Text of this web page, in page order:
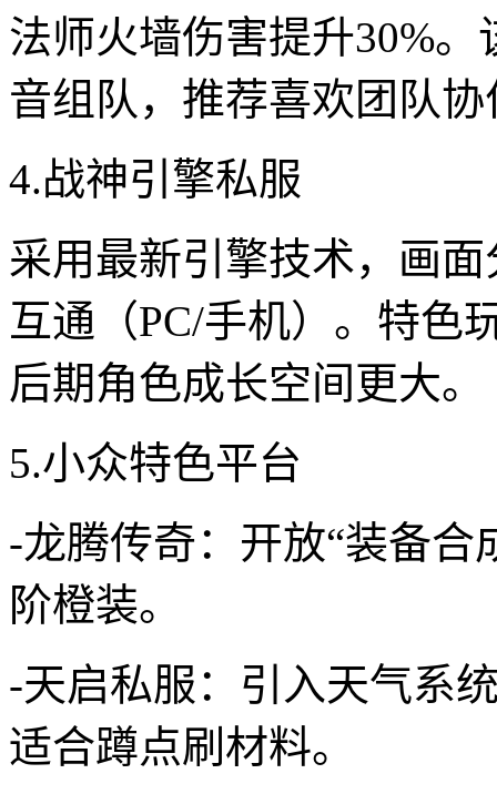
法师火墙伤害提升30%
音组队，推荐喜欢团队
4.战神引擎私服
采用最新引擎技术，画
互通（PC/手机）。特色
后期角色成长空间更大。
5.小众特色平台
-龙腾传奇：开放“装备合
阶橙装。
-天启私服：引入天气系
适合蹲点刷材料。